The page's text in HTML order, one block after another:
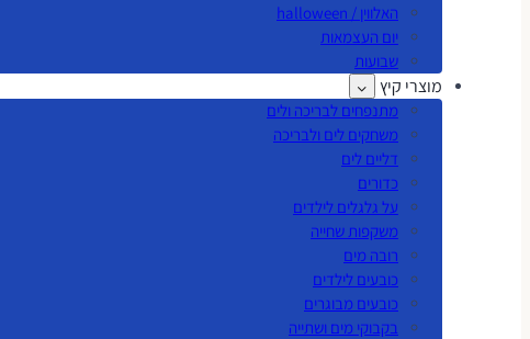
האלווין / halloween
יום העצמאות
שבועות
מוצרי קיץ
מתנפחים לבריכה ולים
משחקים לים ולבריכה
דליים לים
כדורים
על גלגלים לילדים
משקפות שחייה
רובה מים
כובעים לילדים
כובעים מבוגרים
בקבוקי מים ושתייה